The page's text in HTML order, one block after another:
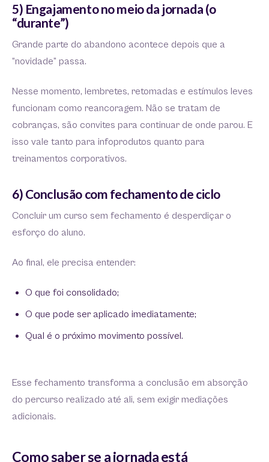
5) Engajamento no meio da jornada (o
“durante”)
Grande parte do abandono acontece depois que a
“novidade” passa.
Nesse momento, lembretes, retomadas e estímulos leves
funcionam como reancoragem. Não se tratam de
cobranças, são convites para continuar de onde parou. E
isso vale tanto para infoprodutos quanto para
treinamentos corporativos.
6) Conclusão com fechamento de ciclo
Concluir um curso sem fechamento é desperdiçar o
esforço do aluno.
Ao final, ele precisa entender:
O que foi consolidado;
O que pode ser aplicado imediatamente;
Qual é o próximo movimento possível.
Esse fechamento transforma a conclusão em absorção
do percurso realizado até ali, sem exigir mediações
adicionais.
Como saber se a jornada está